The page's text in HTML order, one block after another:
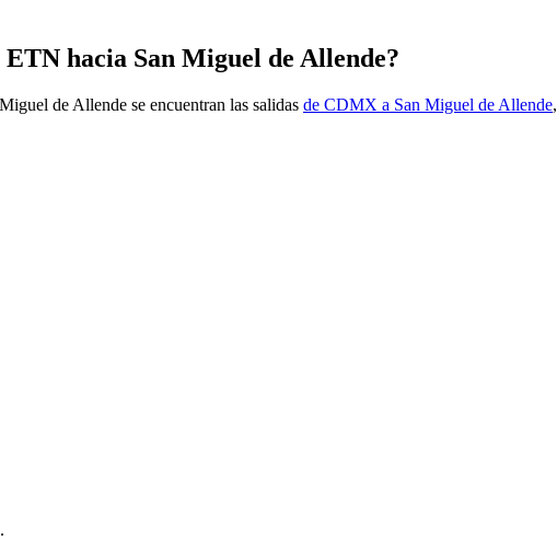
ETN hacia San Miguel de Allende?
de Allende se encuentran las salidas de CDMX a San Miguel de Allende,